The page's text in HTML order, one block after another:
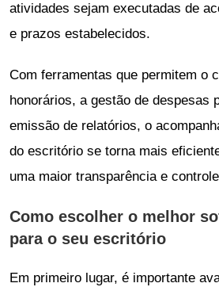
atividades sejam executadas de
e prazos estabelecidos.
Com ferramentas que permitem o
honorários, a gestão de despesas
emissão de relatórios, o
do escritório se torna mais
uma maior transparência e
Como escolher o melhor
para o seu escritório
Em primeiro lugar, é importante